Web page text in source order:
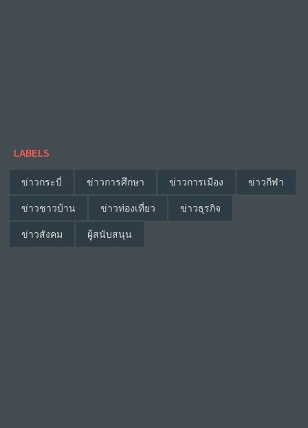
LABELS
ข่าวกระบี่ ข่าวการศึกษา ข่าวการเมือง ข่าวกีฬา
ข่าวชาวบ้าน ข่าวท่องเที่ยว ข่าวธุรกิจ
ข่าวสังคม ผู้สนับสนุน